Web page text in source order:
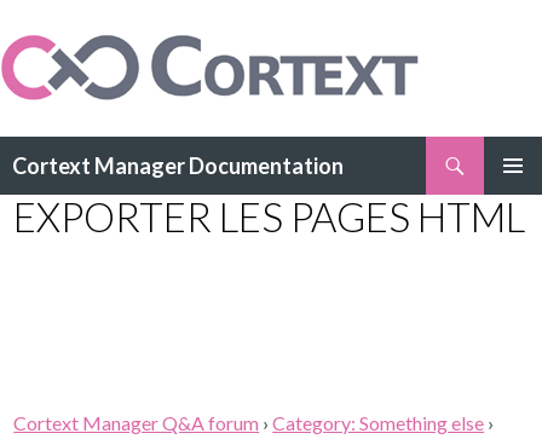
Cortext Manager Documentation
MENU
TO
CONTENT
EXPORTER LES PAGES HTML
Cortext Manager Q&A forum ›Category: Something else ›